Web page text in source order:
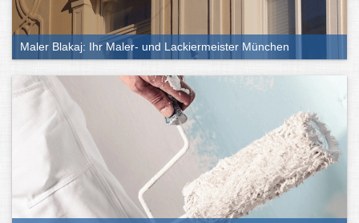
Maler Blakaj: Ihr Maler- und Lackiermeister München